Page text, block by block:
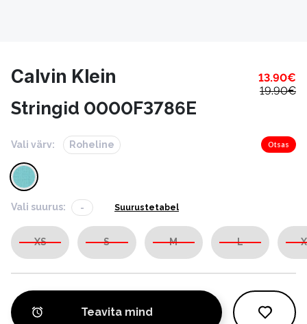
Calvin Klein 13.90€
19.90€
Stringid 0000F3786E
Vali värv: Roheline Otsas
Vali suurus: - Suurustetabel
XS S M L
Teavita mind